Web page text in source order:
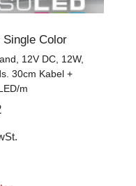
Single Color
12V DC, 12W,
30cm Kabel +
m